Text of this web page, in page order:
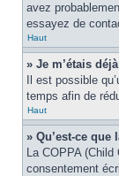
avez
essayez de
Haut
» Je m’étais
Il est possible
temps afin de
Haut
» Qu’est-ce que
La COPPA
consentement